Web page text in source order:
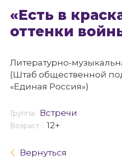
«Есть в красках Победы
оттенки
Литературно-
(Штаб общественной
«Единая Россия»)
Группа: Встречи
Возраст : 12+
Вернуться